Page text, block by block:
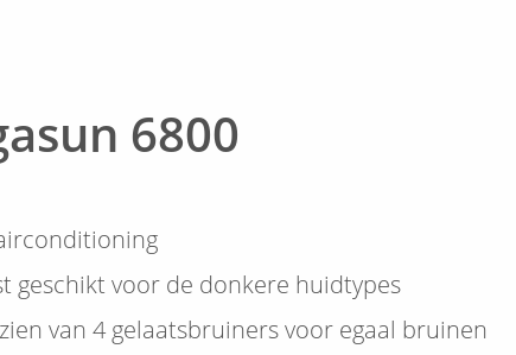
6800
geschikt voor de donkere huidtypes
van 4 gelaatsbruiners voor egaal bruinen